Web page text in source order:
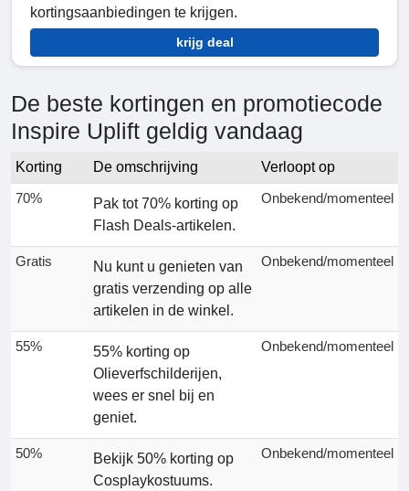
kortingsaanbiedingen te krijgen.
krijg deal
De beste kortingen en promotiecode
Inspire Uplift geldig vandaag
Korting De omschrijving
Verloopt op
70%
Pak tot 70% korting op
Flash Deals-artikelen.
Onbekend/momenteel
Gratis
Nu kunt u genieten van
gratis verzending op alle
artikelen in de winkel.
Onbekend/momenteel
55%
55% korting op
Olieverfschilderijen,
wees er snel bij en
geniet.
Onbekend/momenteel
50%
Bekijk 50% korting op
Cosplaykostuums.
Onbekend/momenteel